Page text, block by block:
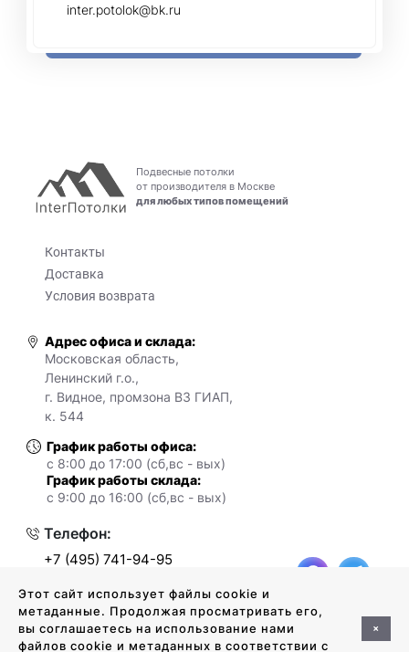
inter.potolok@bk.ru
Подвесные потолки
от производителя в Москве
для любых типов помещений
Контакты
Доставка
Условия возврата
Адрес офиса и склада:
Московская область,
Ленинский г.о.,
г. Видное, промзона ВЗ ГИАП,
к. 544
График работы офиса:
с 8:00 до 17:00 (сб,вс - вых)
График работы склада:
с 9:00 до 16:00 (сб,вс - вых)
Телефон:
+7 (495) 741-94-95
© 2026 Политика конфиденциальности
Этот сайт использует файлы cookie и
метаданные. Продолжая просматривать его,
вы соглашаетесь на использование нами
файлов cookie и метаданных в соответствии с
+